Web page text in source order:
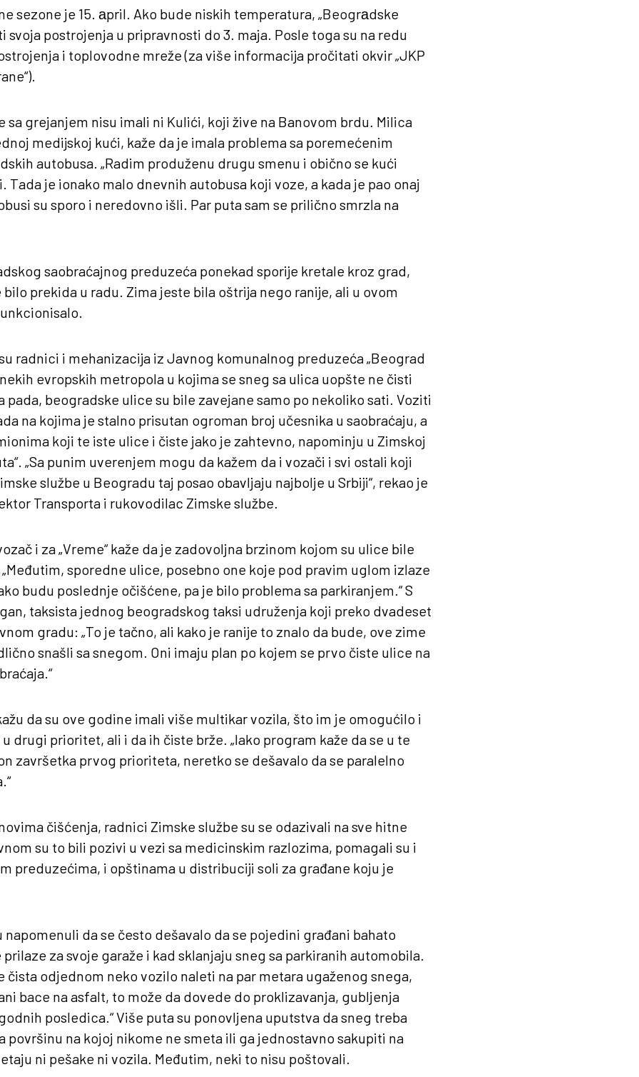
sezone je 15. аpril. Ako bude niskih temperatura, „Beogrаdske
svoja postrojenja u pripravnosti do 3. maja. Posle toga su na redu
i toplovodne mreže (za više informacija pročitati okvir „JKP
sa grejanjem nisu imali ni Kulići, koji žive na Banovom brdu. Milica
medijskoj kući, kaže da je imala problema sa poremećenim
autobusa. „Radim produženu drugu smenu i obično se kući
Tada je ionako malo dnevnih autobusa koji voze, a kada je pao onaj
su sporo i neredovno išli. Par puta sam se prilično smrzla na
saobraćajnog preduzeća ponekad sporije kretale kroz grad,
prekida u radu. Zima jeste bila oštrija nego ranije, ali u ovom
radnici i mehanizacija iz Javnog komunalnog preduzeća „Beograd
evropskih metropola u kojima se sneg sa ulica uopšte ne čisti
pada, beogradske ulice su bile zavejane samo po nekoliko sati. Voziti
na kojima je stalno prisutan ogroman broj učesnika u saobraćaju, a
koji te iste ulice i čiste jako je zahtevno, napominju u Zimskoj
„Sa punim uverenjem mogu da kažem da i vozači i svi ostali koji
službe u Beogradu taj posao obavljaju najbolje u Srbiji“, rekao je
Transporta i rukovodilac Zimske službe.
i za „Vreme“ kaže da je zadovoljna brzinom kojom su ulice bile
sporedne ulice, posebno one koje pod pravim uglom izlaze
budu poslednje očišćene, pa je bilo problema sa parkiranjem.“ S
taksista jednog beogradskog taksi udruženja koji preko dvadeset
gradu: „To je tačno, ali kako je ranije to znalo da bude, ove zime
snašli sa snegom. Oni imaju plan po kojem se prvo čiste ulice na
da su ove godine imali više multikar vozila, što im je omogućilo i
drugi prioritet, ali i da ih čiste brže. „Iako program kaže da se u te
završetka prvog prioriteta, neretko se dešavalo da se paralelno
čišćenja, radnici Zimske službe su se odazivali na sve hitne
su to bili pozivi u vezi sa medicinskim razlozima, pomagali su i
preduzećima, i opštinama u distribuciji soli za građane koju je
napomenuli da se često dešavalo da se pojedini građani bahato
za svoje garaže i kad sklanjaju sneg sa parkiranih automobila.
čista odjednom neko vozilo naleti na par metara ugaženog snega,
bace na asfalt, to može da dovede do proklizavanja, gubljenja
posledica.“ Više puta su ponovljena uputstva da sneg treba
površinu na kojoj nikome ne smeta ili ga jednostavno sakupiti na
ni pešake ni vozila. Međutim, neki to nisu poštovali.